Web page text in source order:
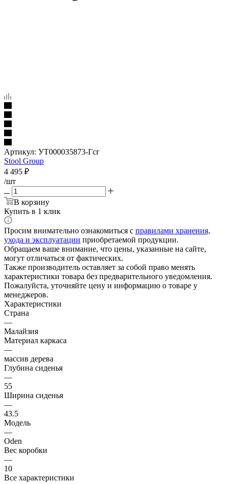
Артикул: УТ000035873-Гсг
Stool Group
4 495 ₽
/шт
В корзину
Купить в 1 клик
Просим внимательно ознакомиться с правилами хранения,
ухода и эксплуатации приобретаемой продукции.
Обращаем ваше внимание, что цены, указанные на сайте,
могут отличаться от фактических.
Также производитель оставляет за собой право менять
характеристики товара без предварительного уведомления.
Пожалуйста, уточняйте цену и информацию о товаре у
менеджеров.
Характеристики
Страна
—
Малайзия
Материал каркаса
—
массив дерева
Глубина сиденья
—
55
Ширина сиденья
—
43.5
Модель
—
Oden
Вес коробки
—
10
Все характеристики